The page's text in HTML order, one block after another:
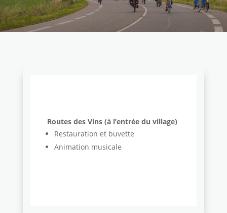
Routes des Vins (à l’entrée du village)
Restauration et buvette
Animation musicale